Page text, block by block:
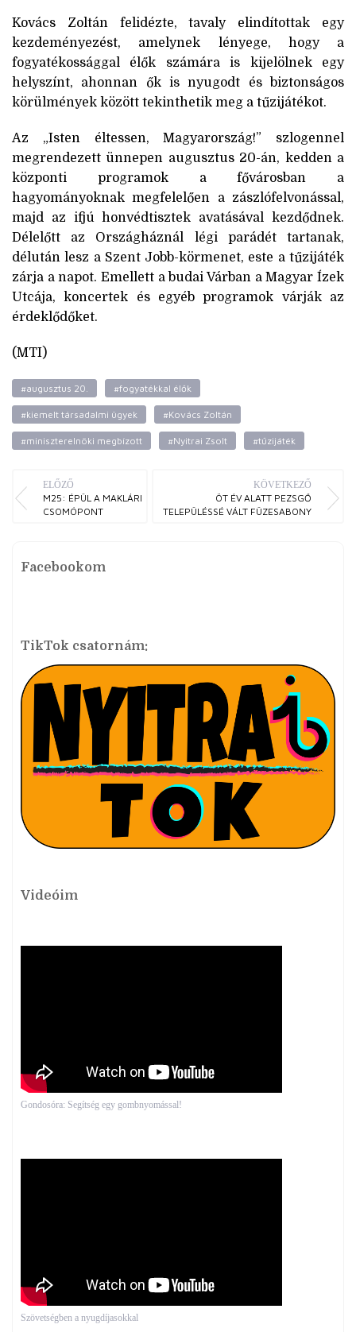
Kovács Zoltán felidézte, tavaly elindítottak egy
kezdeményezést, amelynek lényege, hogy a
fogyatékossággal élők számára is kijelölnek egy
helyszínt, ahonnan ők is nyugodt és biztonságos
körülmények között tekinthetik meg a tűzijátékot.
Az „Isten éltessen, Magyarország!” szlogennel
megrendezett ünnepen augusztus 20-án, kedden a
központi programok a fővárosban a
hagyományoknak megfelelően a zászlófelvonással,
majd az ifjú honvédtisztek avatásával kezdődnek.
Délelőtt az Országháznál légi parádét tartanak,
délután lesz a Szent Jobb-körmenet, este a tűzijáték
zárja a napot. Emellett a budai Várban a Magyar Ízek
Utcája, koncertek és egyéb programok várják az
érdeklődőket.
(MTI)
#augusztus 20. #fogyatékkal élők
#kiemelt társadalmi ügyek #Kovács Zoltán
#miniszterelnöki megbízott #Nyitrai Zsolt #tűzijáték
ELŐZŐ
M25: ÉPÜL A MAKLÁRI
CSOMÓPONT
KÖVETKEZŐ
ÖT ÉV ALATT PEZSGŐ
TELEPÜLÉSSÉ VÁLT FÜZESABONY
Facebookom
TikTok csatornám:
Videóim
Gondosóra: Segítség egy gombnyomással!
Szövetségben a nyugdíjasokkal